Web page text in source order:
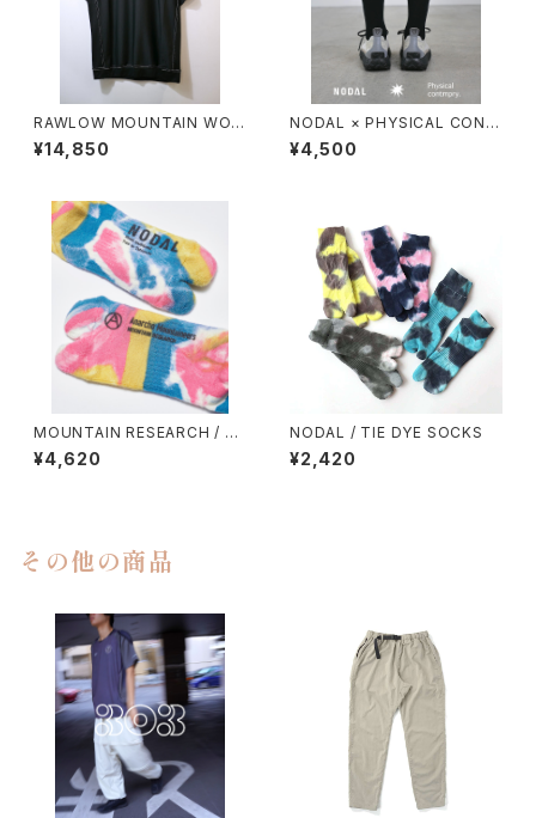
RAWLOW MOUNTAIN WOR
KS / DAD LITE CREW
¥14,850
NODAL × PHYSICAL CONT
MPRY.
¥4,500
MOUNTAIN RESEARCH / TI
E DYE TABI
¥4,620
NODAL / TIE DYE SOCKS
¥2,420
その他の商品